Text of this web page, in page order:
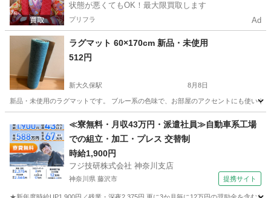
状態が悪くてもOK！最大限買取します
プリフラ Ad
ラグマット 60×170cm 新品・未使用
512円
新大久保駅 8月8日
新品・未使用のラグマットです。 ブルー系の色味で、お部屋のアクセントにも使い
新大久保駅 カーペット/マット/ラグ 新品
≪寮無料・月収43万円・派遣社員≫自動車系工場
での組立・加工・プレス 交替制
時給1,900円
フジ技研株式会社 神奈川支店
神奈川県 藤沢市 提携サイト